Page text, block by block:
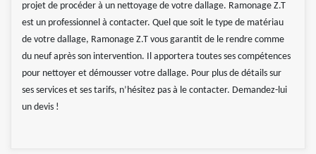
projet de procéder à un nettoyage de votre dallage. Ramonage Z.T
est un professionnel à contacter. Quel que soit le type de matériau
de votre dallage, Ramonage Z.T vous garantit de le rendre comme
du neuf après son intervention. Il apportera toutes ses compétences
pour nettoyer et démousser votre dallage. Pour plus de détails sur
ses services et ses tarifs, n’hésitez pas à le contacter. Demandez-lui
un devis !